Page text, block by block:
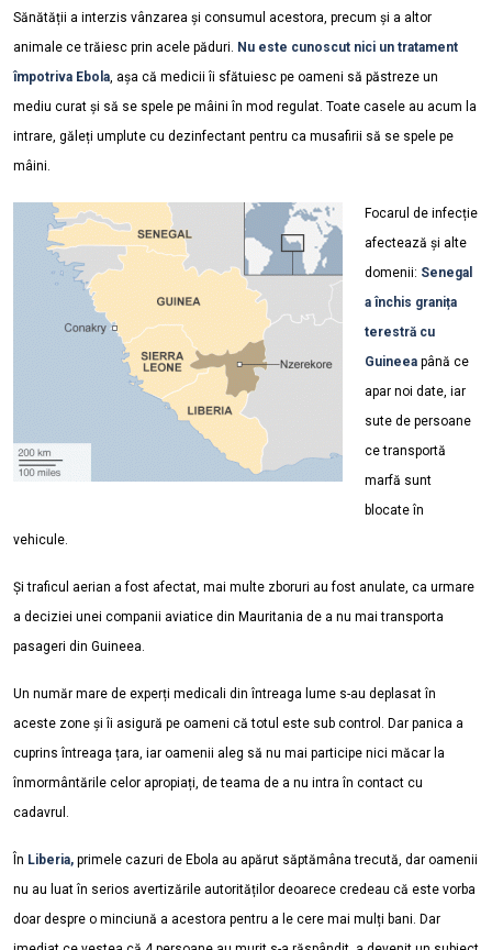
Sănătății a interzis vânzarea și consumul acestora, precum și a altor
animale ce trăiesc prin acele păduri. Nu este cunoscut nici un tratament
împotriva Ebola, așa că medicii îi sfătuiesc pe oameni să păstreze un
mediu curat și să se spele pe mâini în mod regulat. Toate casele au acum la
intrare, găleți umplute cu dezinfectant pentru ca musafirii să se spele pe
mâini.
Focarul de infecție
afectează și alte
domenii: Senegal
a închis granița
terestră cu
Guineea până ce
apar noi date, iar
sute de persoane
ce transportă
marfă sunt
blocate în
vehicule.
Și traficul aerian a fost afectat, mai multe zboruri au fost anulate, ca urmare
a deciziei unei companii aviatice din Mauritania de a nu mai transporta
pasageri din Guineea.
Un număr mare de experți medicali din întreaga lume s-au deplasat în
aceste zone și îi asigură pe oameni că totul este sub control. Dar panica a
cuprins întreaga țara, iar oamenii aleg să nu mai participe nici măcar la
înmormântările celor apropiați, de teama de a nu intra în contact cu
cadavrul.
În Liberia, primele cazuri de Ebola au apărut săptămâna trecută, dar oamenii
nu au luat în serios avertizările autorităților deoarece credeau că este vorba
doar despre o minciună a acestora pentru a le cere mai mulți bani. Dar